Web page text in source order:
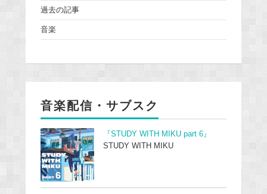
過去の記事
音楽
音楽配信・サブスク
『STUDY WITH MIKU part 6』
STUDY WITH MIKU